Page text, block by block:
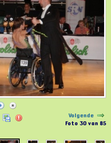
Volgende
Foto 30 van 85